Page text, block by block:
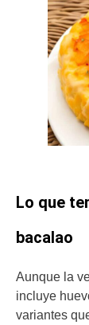
Lo que
bacalao
Aunque la
incluye
variantes